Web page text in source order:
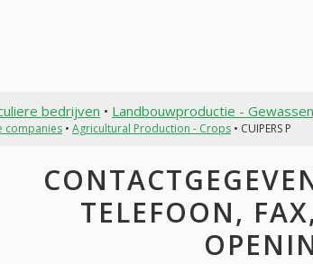
bedrijven • Landbouwproductie - Gewassen
companies• Agricultural Production - Crops• CUIPERS P
TELEFOON,